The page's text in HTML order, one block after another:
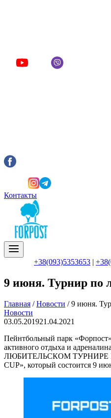
Контакты
+38(093)5353653 |
9 июня. Турнир по
Главная / Новости / 9 июня.
Новости
03.05.201921.04.2021
Пейнтбольный парк
активного отдыха и
ЛЮБИТЕЛЬСКОМ ТУРНИРЕ
CUP», который состоится 9